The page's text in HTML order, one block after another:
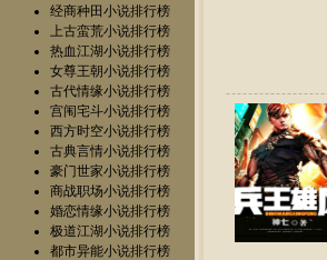
经商种田小说排行榜
上古蛮荒小说排行榜
热血江湖小说排行榜
女尊王朝小说排行榜
古代情缘小说排行榜
宫闱宅斗小说排行榜
西方时空小说排行榜
古典言情小说排行榜
豪门世家小说排行榜
商战职场小说排行榜
婚恋情缘小说排行榜
极道江湖小说排行榜
都市异能小说排行榜